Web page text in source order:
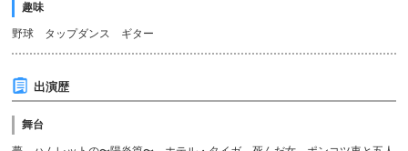
趣味
野球 タップダンス ギター
出演歴
舞台